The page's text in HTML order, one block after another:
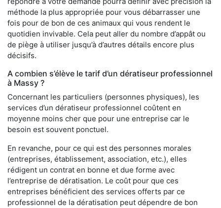
méthode la plus appropriée pour vous débarrasser une
fois pour de bon de ces animaux qui vous rendent le
quotidien invivable. Cela peut aller du nombre d’appât ou
de piège à utiliser jusqu’à d’autres détails encore plus
décisifs.
A combien s’élève le tarif d’un dératiseur professionnel
à Massy ?
Concernant les particuliers (personnes physiques), les
services d’un dératiseur professionnel coûtent en
moyenne moins cher que pour une entreprise car le
besoin est souvent ponctuel.
En revanche, pour ce qui est des personnes morales
(entreprises, établissement, association, etc.), elles
rédigent un contrat en bonne et due forme avec
l’entreprise de dératisation. Le coût pour que ces
entreprises bénéficient des services offerts par ce
professionnel de la dératisation peut dépendre de bon